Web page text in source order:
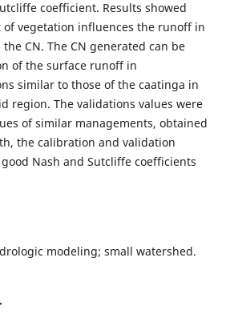
coefficient. Results showed
vegetation influences the runoff in
CN. The CN generated can be
of the surface runoff in
similar to those of the caatinga in
region. The validations values were
of similar managements, obtained
the calibration and validation
Nash and Sutcliffe coefficients
modeling; small watershed.